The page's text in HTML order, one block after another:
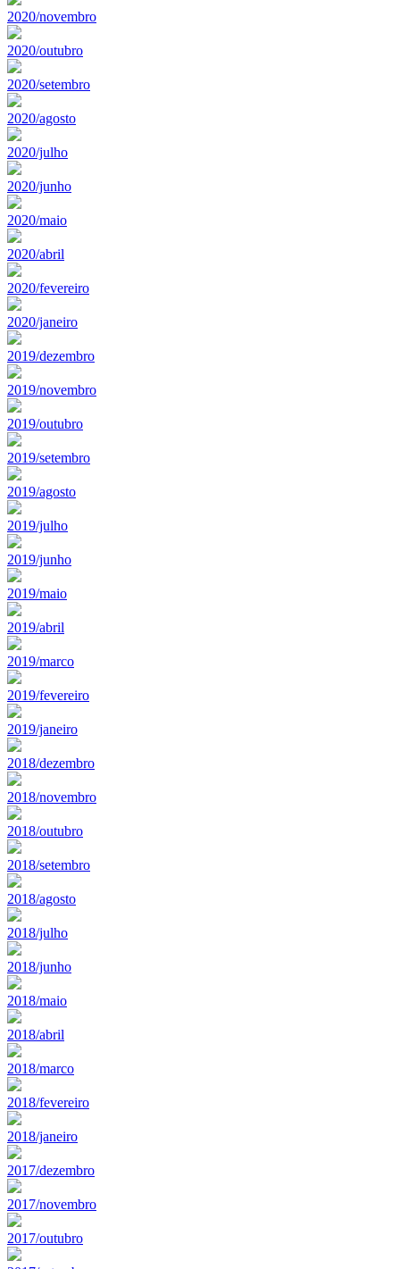
2020/novembro
2020/outubro
2020/setembro
2020/agosto
2020/julho
2020/junho
2020/maio
2020/abril
2020/fevereiro
2020/janeiro
2019/dezembro
2019/novembro
2019/outubro
2019/setembro
2019/agosto
2019/julho
2019/junho
2019/maio
2019/abril
2019/marco
2019/fevereiro
2019/janeiro
2018/dezembro
2018/novembro
2018/outubro
2018/setembro
2018/agosto
2018/julho
2018/junho
2018/maio
2018/abril
2018/marco
2018/fevereiro
2018/janeiro
2017/dezembro
2017/novembro
2017/outubro